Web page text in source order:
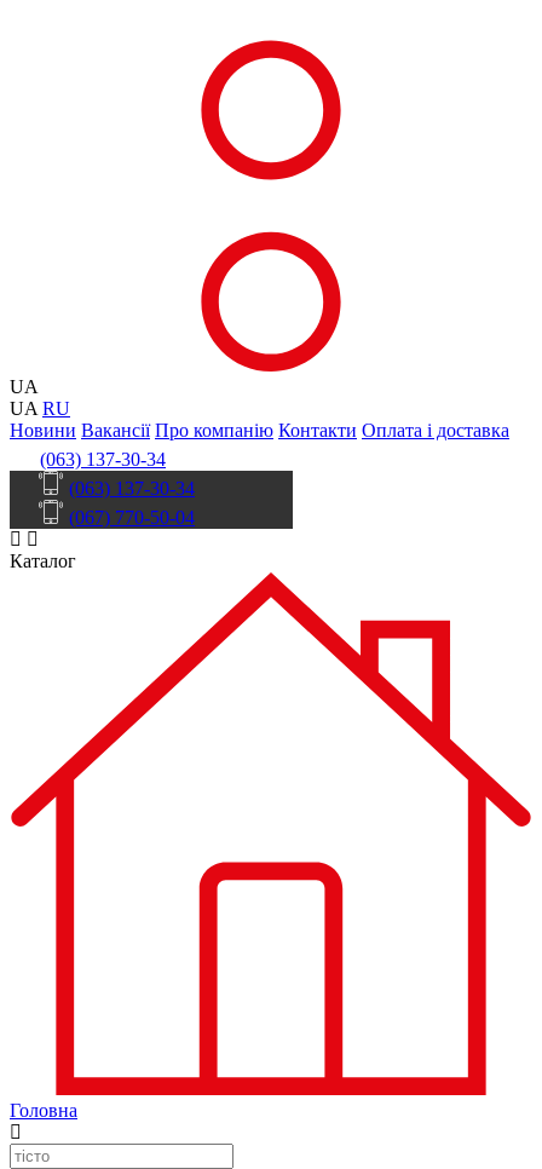
UA
UA RU
Новини Вакансії Про компанію Контакти Оплата і доставка
(063) 137-30-34
(063) 137-30-34
(067) 770-50-04
Каталог
Головна